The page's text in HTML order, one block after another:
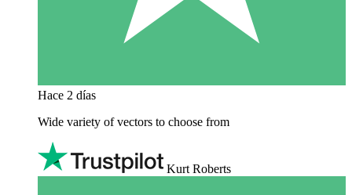
Hace 2 días
Wide variety of vectors to choose from
Kurt Roberts